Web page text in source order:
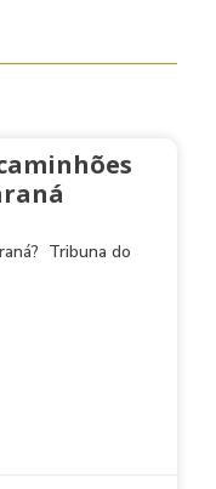
Tribuna do